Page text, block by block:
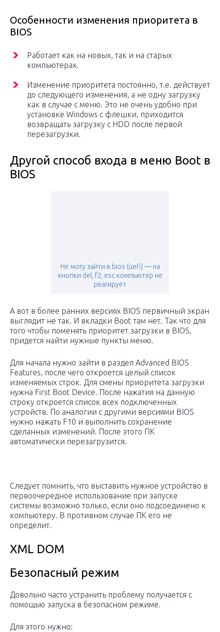
Особенности изменения приоритета в
BIOS
Работает как на новых, так и на старых
компьютерах.
Изменение приоритета постоянно, т.е. действует
до следующего изменения, а не одну загрузку
как в случае с меню. Это не очень удобно при
установке Windows с флешки, приходится
возвращать загрузку с HDD после первой
перезагрузки.
Другой способ входа в меню Boot в
BIOS
Не могу зайти в bios (uefi) — на
кнопки del, f2, esc компьютер не
реагирует
А вот в более ранних версиях BIOS первичный экран
выглядит не так. И вкладки Boot там нет. Так что для
того чтобы поменять приоритет загрузки в BIOS,
придется найти нужные пункты меню.
Для начала нужно зайти в раздел Advanced BIOS
Features, после чего откроется целый список
изменяемых строк. Для смены приоритета загрузки
нужна First Boot Device. После нажатия на данную
строку откроется список всех подключенных
устройств. По аналогии с другими версиями BIOS
нужно нажать F10 и выполнить сохранение
сделанных изменений. После этого ПК
автоматически перезагрузится.
Следует помнить, что выставить нужное устройство в
первоочередное использование при запуске
системы возможно только, если оно подсоединено к
компьютеру. В противном случае ПК его не
определит.
XML DOM
Безопасный режим
Довольно часто устранить проблему получается с
помощью запуска в безопасном режиме.
Для этого нужно: